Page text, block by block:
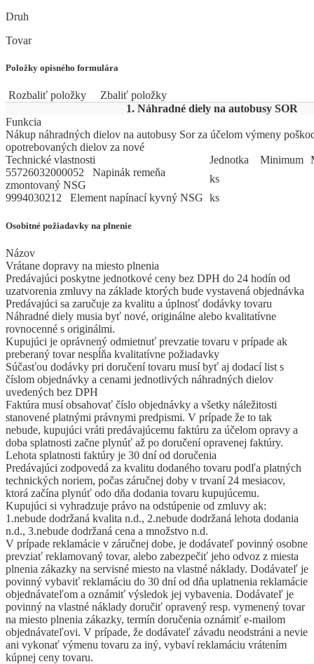
Druh
Tovar
Položky opisného formulára
Rozbaliť položky
Zbaliť položky
1. Náhradné diely na autobusy SOR
Funkcia
Nákup náhradných dielov na autobusy Sor za účelom výmeny
opotrebovaných dielov za nové
Technické vlastnosti
Jed­not­ka Mi­ni­mum
55726032000052 Napinák remeňa
zmontovaný NSG
ks
9994030212 Element napínací kyvný NSG ks
Osobitné požiadavky na plnenie
Názov
Vrátane dopravy na miesto plnenia
Predávajúci poskytne jednotkové ceny bez DPH do 24 hodín od
uzatvorenia zmluvy na základe ktorých bude vystavená objednávka
Predávajúci sa zaručuje za kvalitu a úplnosť dodávky tovaru
Náhradné diely musia byť nové, originálne alebo kvalitatívne
rovnocenné s originálmi.
Kupujúci je oprávnený odmietnuť prevzatie tovaru v prípade ak
preberaný tovar nespĺňa kvalitatívne požiadavky
Súčasťou dodávky pri doručení tovaru musí byť aj dodací list s
číslom objednávky a cenami jednotlivých náhradných dielov
uvedených bez DPH
Faktúra musí obsahovať číslo objednávky a všetky náležitosti
stanovené platnými právnymi predpismi. V prípade že to tak
nebude, kupujúci vráti predávajúcemu faktúru za účelom opravy a
doba splatnosti začne plynúť až po doručení opravenej faktúry.
Lehota splatnosti faktúry je 30 dní od doručenia
Predávajúci zodpovedá za kvalitu dodaného tovaru podľa platných
technických noriem, počas záručnej doby v trvaní 24 mesiacov,
ktorá začína plynúť odo dňa dodania tovaru kupujúcemu.
Kupujúci si vyhradzuje právo na odstúpenie od zmluvy ak:
1.nebude dodržaná kvalita n.d., 2.nebude dodržaná lehota dodania
n.d., 3.nebude dodržaná cena a množstvo n.d.
V prípade reklamácie v záručnej dobe, je dodávateľ povinný osobne
prevziať reklamovaný tovar, alebo zabezpečiť jeho odvoz z miesta
plnenia zákazky na servisné miesto na vlastné náklady. Dodávateľ je
povinný vybaviť reklamáciu do 30 dní od dňa uplatnenia reklamácie
objednávateľom a oznámiť výsledok jej vybavenia. Dodávateľ je
povinný na vlastné náklady doručiť opravený resp. vymenený tovar
na miesto plnenia zákazky, termín doručenia oznámiť e-mailom
objednávateľovi. V prípade, že dodávateľ závadu neodstráni a nevie
ani vykonať výmenu tovaru za iný, vybaví reklamáciu vrátením
kúpnej ceny tovaru.